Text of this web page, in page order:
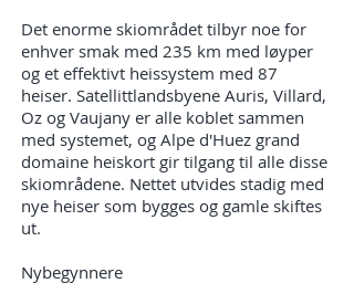
Det enorme skiområdet tilbyr noe for
enhver smak med 235 km med løyper
og et effektivt heissystem med 87
heiser. Satellittlandsbyene Auris, Villard,
Oz og Vaujany er alle koblet sammen
med systemet, og Alpe d'Huez grand
domaine heiskort gir tilgang til alle disse
skiområdene. Nettet utvides stadig med
nye heiser som bygges og gamle skiftes
ut.
Nybegynnere